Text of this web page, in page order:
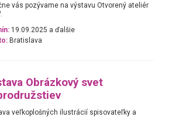
vás pozývame na výstavu Otvorený ateliér
19.09.2025 a ďalšie
Bratislava
Obrázkový svet
veľkoplošných ilustrácií spisovateľky a